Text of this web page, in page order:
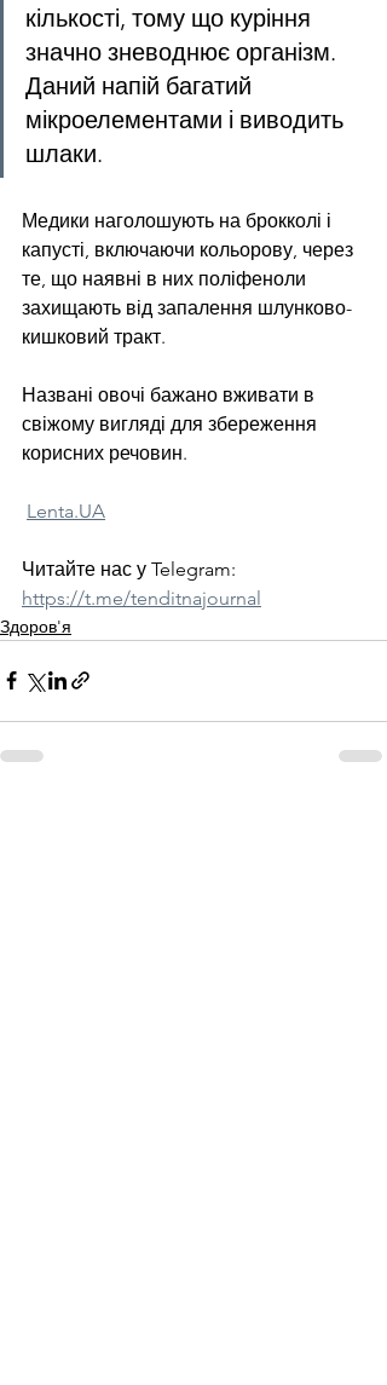
кількості, тому що куріння
значно зневоднює організм.
Даний напій багатий
мікроелементами і виводить
шлаки.
Медики наголошують на брокколі і
капусті, включаючи кольорову, через
те, що наявні в них поліфеноли
захищають від запалення шлунково-
кишковий тракт.
Названі овочі бажано вживати в
свіжому вигляді для збереження
корисних речовин.
Lenta.UA
Читайте нас у Telegram:
https://t.me/tenditnajournal
Здоров'я